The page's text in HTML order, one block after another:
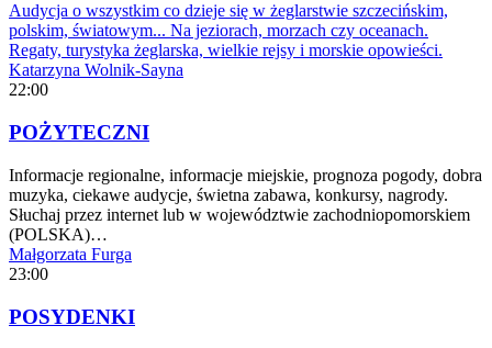
Audycja o wszystkim co dzieje się w żeglarstwie szczecińskim,
polskim, światowym... Na jeziorach, morzach czy oceanach.
Regaty, turystyka żeglarska, wielkie rejsy i morskie opowieści.
Katarzyna Wolnik-Sayna
22:00
POŻYTECZNI
Informacje regionalne, informacje miejskie, prognoza pogody, dobra
muzyka, ciekawe audycje, świetna zabawa, konkursy, nagrody.
Słuchaj przez internet lub w województwie zachodniopomorskiem
(POLSKA)…
Małgorzata Furga
23:00
POSYDENKI